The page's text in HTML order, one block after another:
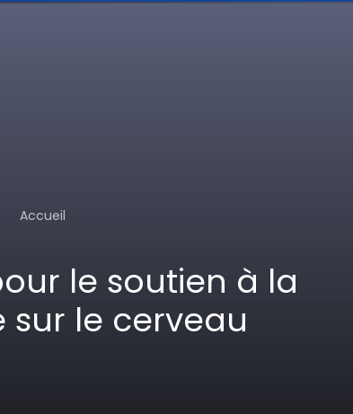
Accueil
le soutien à la
sur le cerveau